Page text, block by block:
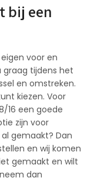
bij een
voor en
graag tijdens het
en omstreken.
kiezen. Voor
16 een goede
zijn voor
gemaakt? Dan
en wij komen
gemaakt en wilt
dan